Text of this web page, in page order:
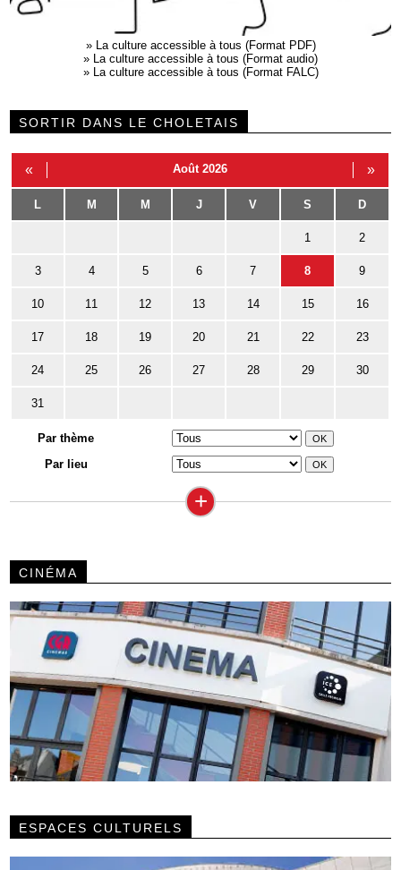
» La culture accessible à tous (Format PDF)
» La culture accessible à tous (Format audio)
» La culture accessible à tous (Format FALC)
SORTIR DANS LE CHOLETAIS
« Août 2026 »
L M M J V S D
1 2
3 4 5 6 7 8 9
10 11 12 13 14 15 16
17 18 19 20 21 22 23
24 25 26 27 28 29 30
31
Par thème
Par lieu
+
CINÉMA
ESPACES CULTURELS